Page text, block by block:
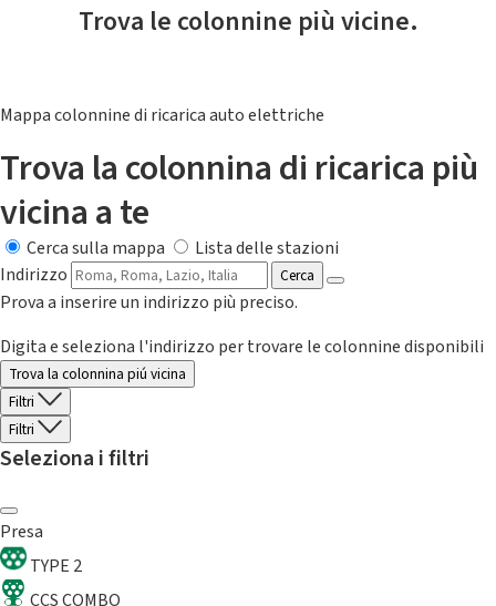
Trova le colonnine più vicine.
Mappa colonnine di ricarica auto elettriche
Trova la colonnina di ricarica più
vicina a te
Cerca sulla mappa
Lista delle stazioni
Indirizzo
Cerca
Prova a inserire un indirizzo più preciso.
Digita e seleziona l'indirizzo per trovare le colonnine disponibili
Trova la colonnina piú vicina
Filtri
Filtri
Seleziona i filtri
Presa
TYPE 2
CCS COMBO